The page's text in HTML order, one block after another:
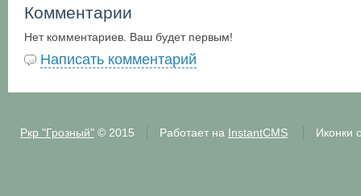
Комментарии
Нет комментариев. Ваш будет первым!
Написать комментарий
Ркр "Грозный"© 2015 Работает на InstantCMS Иконки